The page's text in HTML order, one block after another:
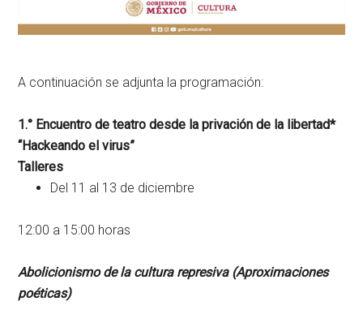
A continuación se adjunta la programación:
1.° Encuentro de teatro desde la privación de la libertad*
“Hackeando el virus”
Talleres
Del 11 al 13 de diciembre
12:00 a 15:00 horas
Abolicionismo de la cultura represiva (Aproximaciones
poéticas)